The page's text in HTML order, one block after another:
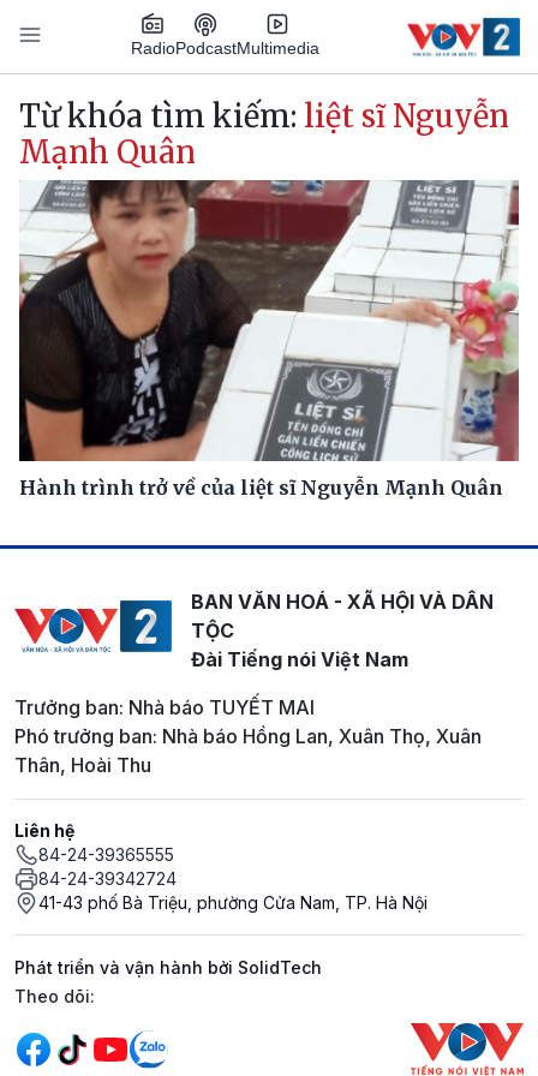
Nhảy đến nội dung
RadioPodcastMultimedia
Main navigation
Từ khóa tìm kiếm: liệt sĩ Nguyễn
Mạnh Quân
Hành trình trở về của liệt sĩ Nguyễn Mạnh Quân
BAN VĂN HOÁ - XÃ HỘI VÀ DÂN
TỘC
Đài Tiếng nói Việt Nam
Trưởng ban: Nhà báo TUYẾT MAI
Phó trưởng ban: Nhà báo Hồng Lan, Xuân Thọ, Xuân
Thân, Hoài Thu
Liên hệ
84-24-39365555
84-24-39342724
41-43 phố Bà Triệu, phường Cửa Nam, TP. Hà Nội
Phát triển và vận hành bởi SolidTech
Mạng xã hội
Theo dõi: